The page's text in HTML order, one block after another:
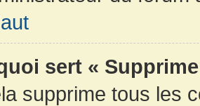
sert «
supprime tous les